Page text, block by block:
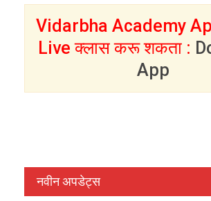
Vidarbha Academy
Live क्लास करू शकता :
App
नवीन अपडेट्स